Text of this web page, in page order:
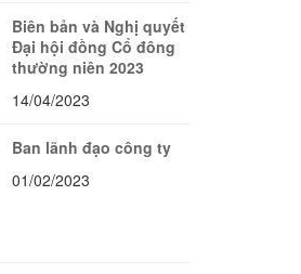
Biên bản và Nghị quyết
Đại hội đồng Cổ đông
thường niên 2023
14/04/2023
Ban lãnh đạo công ty
01/02/2023